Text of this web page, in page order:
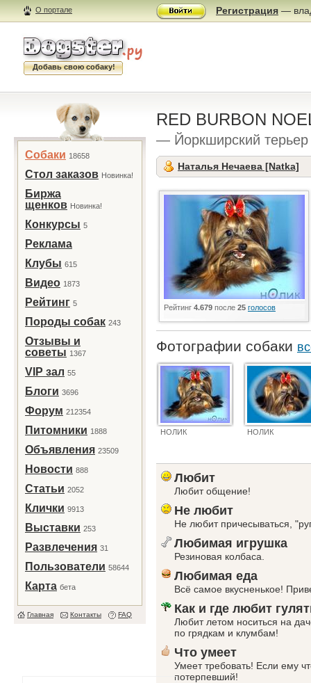
О портале Регистрация —
Добавь свою собаку!
Собаки 18658
Стол заказов Новинка!
Биржа
щенков Новинка!
Конкурсы 5
Реклама
Клубы 615
Видео 1873
Рейтинг 5
Породы собак 243
Отзывы и
советы 1367
VIP зал 55
Блоги 3696
Форум 212354
Питомники 1888
Объявления 23509
Новости 888
Статьи 2052
Клички 9913
Выставки 253
Развлечения 31
Пользователи 58644
Карта бета
Главная Контакты FAQ
RED BURBON
— Йоркширский терьер
Наталья Нечаева [Natka]
Рейтинг 4.679 после 25 голосов
Фотографии собаки
НОЛИК НОЛИК
Любит
Любит общение!
Не любит
Не любит причесываться,
Любимая игрушка
Резиновая колбаса.
Любимая еда
Всё самое вкусненькое!
Как и где любит
Любит летом носиться на
по грядкам и клумбам!
Что умеет
Умеет требовать! Если ему
потерпевший!